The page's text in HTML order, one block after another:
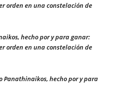
orden en una constelación de
hecho por y para ganar:
orden en una constelación de
Panathinaikos, hecho por y para